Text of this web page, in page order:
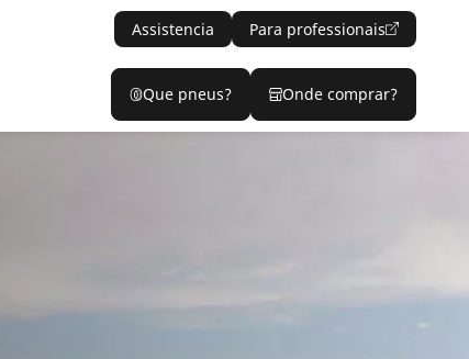
Assistencia Para professionais
Que pneus? Onde comprar?